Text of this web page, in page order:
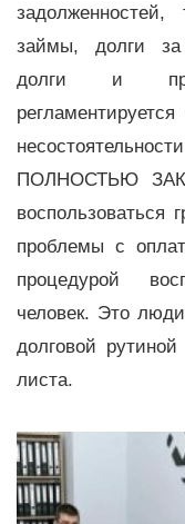
займы, долги
долги и
ПОЛНОСТЬЮ
воспользоваться
проблемы с
процедурой
человек. Это
долговой
листа.